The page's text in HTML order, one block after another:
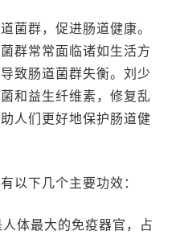
菌群，促进肠道健康。
群常常面临诸如生活方
致肠道菌群失衡。刘少
和益生纤维素，修复乱
人们更好地保护肠道健
以下几个主要功效：
体最大的免疫器官，占